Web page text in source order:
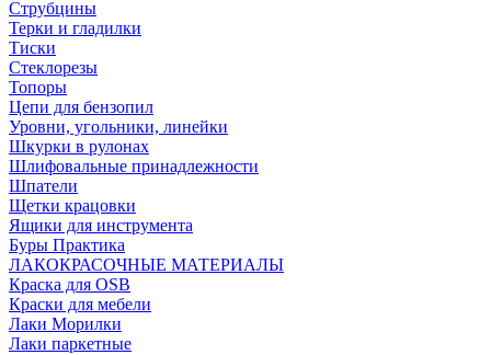
Струбцины
Терки и гладилки
Тиски
Стеклорезы
Топоры
Цепи для бензопил
Уровни, угольники, линейки
Шкурки в рулонах
Шлифовальные принадлежности
Шпатели
Щетки крацовки
Ящики для инструмента
Буры Практика
ЛАКОКРАСОЧНЫЕ МАТЕРИАЛЫ
Краска для OSB
Краски для мебели
Лаки Морилки
Лаки паркетные